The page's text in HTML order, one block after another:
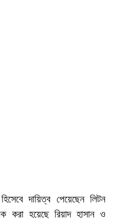
দায়িত্ব পেয়েছেন লিটন
করা হয়েছে রিয়াদ হাসান ও